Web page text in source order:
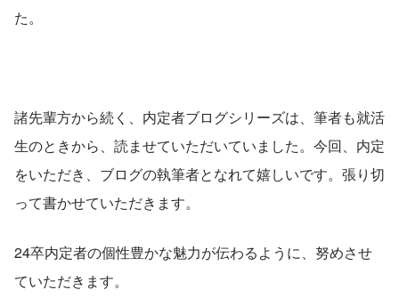
た。
諸先輩方から続く、内定者ブログシリーズは、筆者も就活
生のときから、読ませていただいていました。今回、内定
をいただき、ブログの執筆者となれて嬉しいです。張り切
って書かせていただきます。
24卒内定者の個性豊かな魅力が伝わるように、努めさせ
ていただきます。